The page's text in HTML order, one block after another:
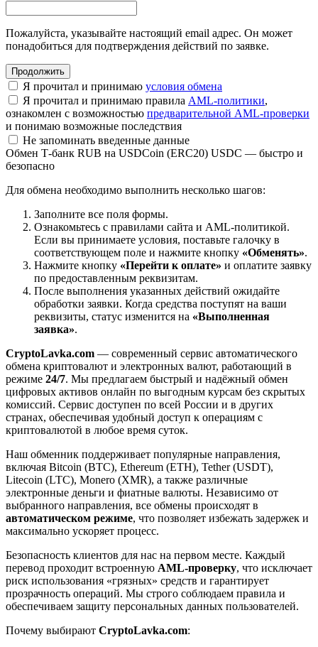
Пожалуйста, указывайте настоящий email адрес. Он может
понадобиться для подтверждения действий по заявке.
Я прочитал и принимаю условия обмена
Я прочитал и принимаю правила AML-политики,
ознакомлен с возможностью предварительной AML-проверки
и понимаю возможные последствия
Не запоминать введенные данные
Обмен Т-банк RUB на USDCoin (ERC20) USDC — быстро и
безопасно
Для обмена необходимо выполнить несколько шагов:
Заполните все поля формы.
Ознакомьтесь с правилами сайта и AML-политикой.
Если вы принимаете условия, поставьте галочку в
соответствующем поле и нажмите кнопку «Обменять».
Нажмите кнопку «Перейти к оплате» и оплатите заявку
по предоставленным реквизитам.
После выполнения указанных действий ожидайте
обработки заявки. Когда средства поступят на ваши
реквизиты, статус изменится на «Выполненная
заявка».
CryptoLavka.com — современный сервис автоматического
обмена криптовалют и электронных валют, работающий в
режиме 24/7. Мы предлагаем быстрый и надёжный обмен
цифровых активов онлайн по выгодным курсам без скрытых
комиссий. Сервис доступен по всей России и в других
странах, обеспечивая удобный доступ к операциям с
криптовалютой в любое время суток.
Наш обменник поддерживает популярные направления,
включая Bitcoin (BTC), Ethereum (ETH), Tether (USDT),
Litecoin (LTC), Monero (XMR), а также различные
электронные деньги и фиатные валюты. Независимо от
выбранного направления, все обмены происходят в
автоматическом режиме, что позволяет избежать задержек и
максимально ускоряет процесс.
Безопасность клиентов для нас на первом месте. Каждый
перевод проходит встроенную AML-проверку, что исключает
риск использования «грязных» средств и гарантирует
прозрачность операций. Мы строго соблюдаем правила и
обеспечиваем защиту персональных данных пользователей.
Почему выбирают CryptoLavka.com: